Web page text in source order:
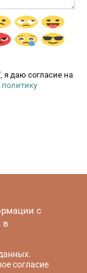
я даю согласие на
политику
с
в
согласие